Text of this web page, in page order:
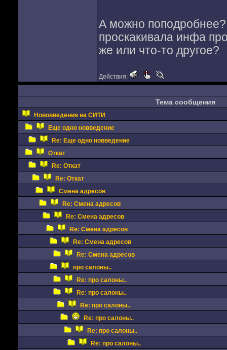
А можно
проскакивала инфа
же или что-то другое?
Действия:
Тема сообщения
Нововведения на СИТИ
Еще одно новведение
Re: Еще одно новведение
Откат
Re: Откат
Re: Откат
Смена адресов
Re: Смена адресов
Re: Смена адресов
Re: Смена адресов
Re: Смена адресов
Re: Смена адресов
про салоны..
Re: про салоны..
Re: про салоны..
Re: про салоны..
Re: про салоны..
Re: про салоны..
Re: про салоны..